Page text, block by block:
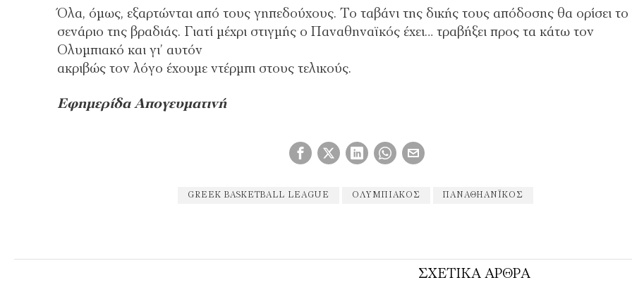
Όλα, όμως, εξαρτώνται από τους γηπεδούχους. Το ταβάνι της δικής τους απόδοσης θα ορίσει το
σενάριο της βραδιάς. Γιατί μέχρι στιγμής ο Παναθηναϊκός έχει… τραβήξει προς τα κάτω τον
Ολυμπιακό και γι’ αυτόν
ακριβώς τον λόγο έχουμε ντέρμπι στους τελικούς.
Eφημερίδα Απογευματινή
GREEK BASKETBALL LEAGUE ΟΛΥΜΠΙΑΚΌΣ ΠΑΝΑΘΗΑΝΪΚΌΣ
ΣΧΕΤΙΚΑ ΑΡΘΡΑ